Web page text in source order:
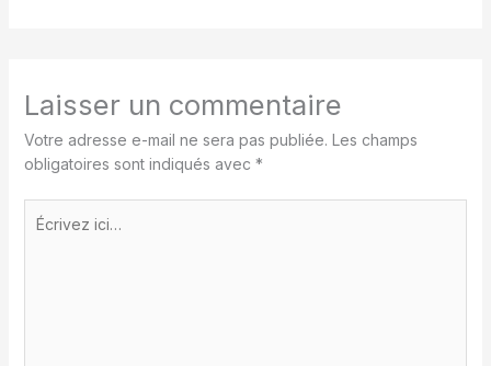
Laisser un commentaire
Votre adresse e-mail ne sera pas publiée. Les champs
obligatoires sont indiqués avec *
ici…